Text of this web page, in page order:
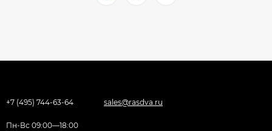
+7 (495) 744-63-64 sales@rasdva.ru
Пн-Вс 09:00—18:00